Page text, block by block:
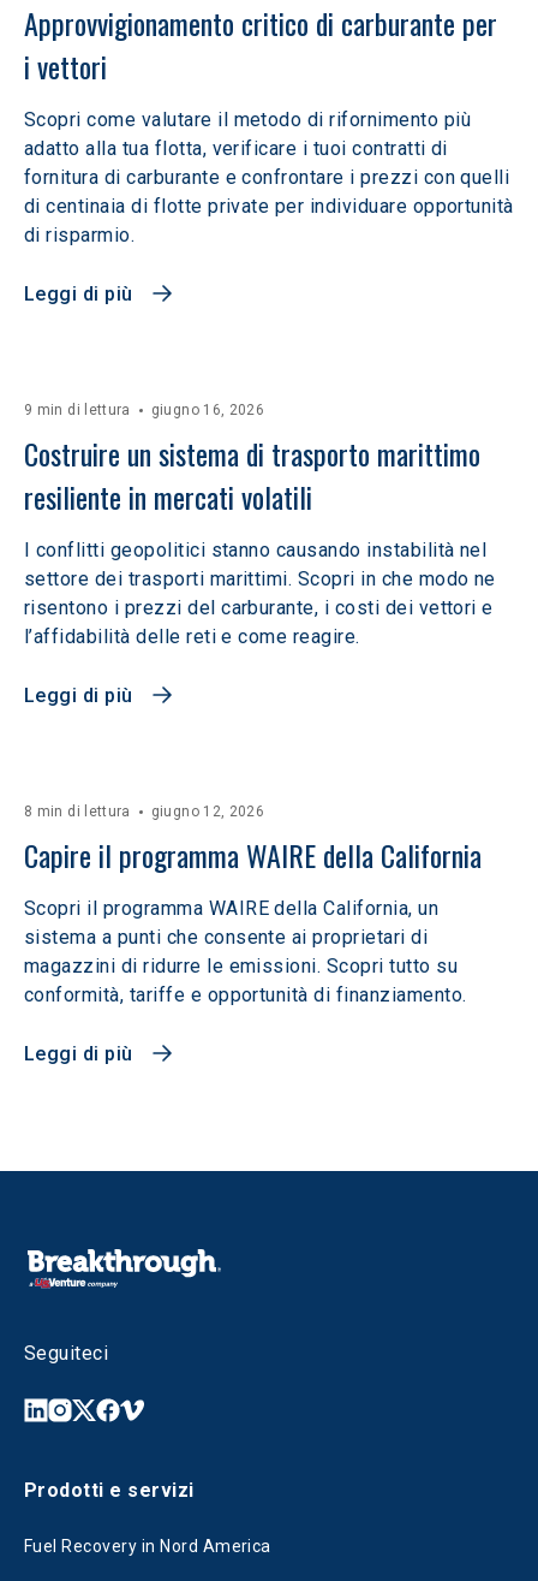
Approvvigionamento critico di carburante per
i vettori
Scopri come valutare il metodo di rifornimento più
adatto alla tua flotta, verificare i tuoi contratti di
fornitura di carburante e confrontare i prezzi con quelli
di centinaia di flotte private per individuare opportunità
di risparmio.
Leggi di più
9 min di lettura giugno 16, 2026
Costruire un sistema di trasporto marittimo
resiliente in mercati volatili
I conflitti geopolitici stanno causando instabilità nel
settore dei trasporti marittimi. Scopri in che modo ne
risentono i prezzi del carburante, i costi dei vettori e
l’affidabilità delle reti e come reagire.
Leggi di più
8 min di lettura giugno 12, 2026
Capire il programma WAIRE della California
Scopri il programma WAIRE della California, un
sistema a punti che consente ai proprietari di
magazzini di ridurre le emissioni. Scopri tutto su
conformità, tariffe e opportunità di finanziamento.
Leggi di più
Seguiteci
Prodotti e servizi
Fuel Recovery in Nord America